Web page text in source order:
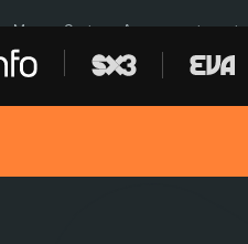
Menors Ceuta Aparcament agost